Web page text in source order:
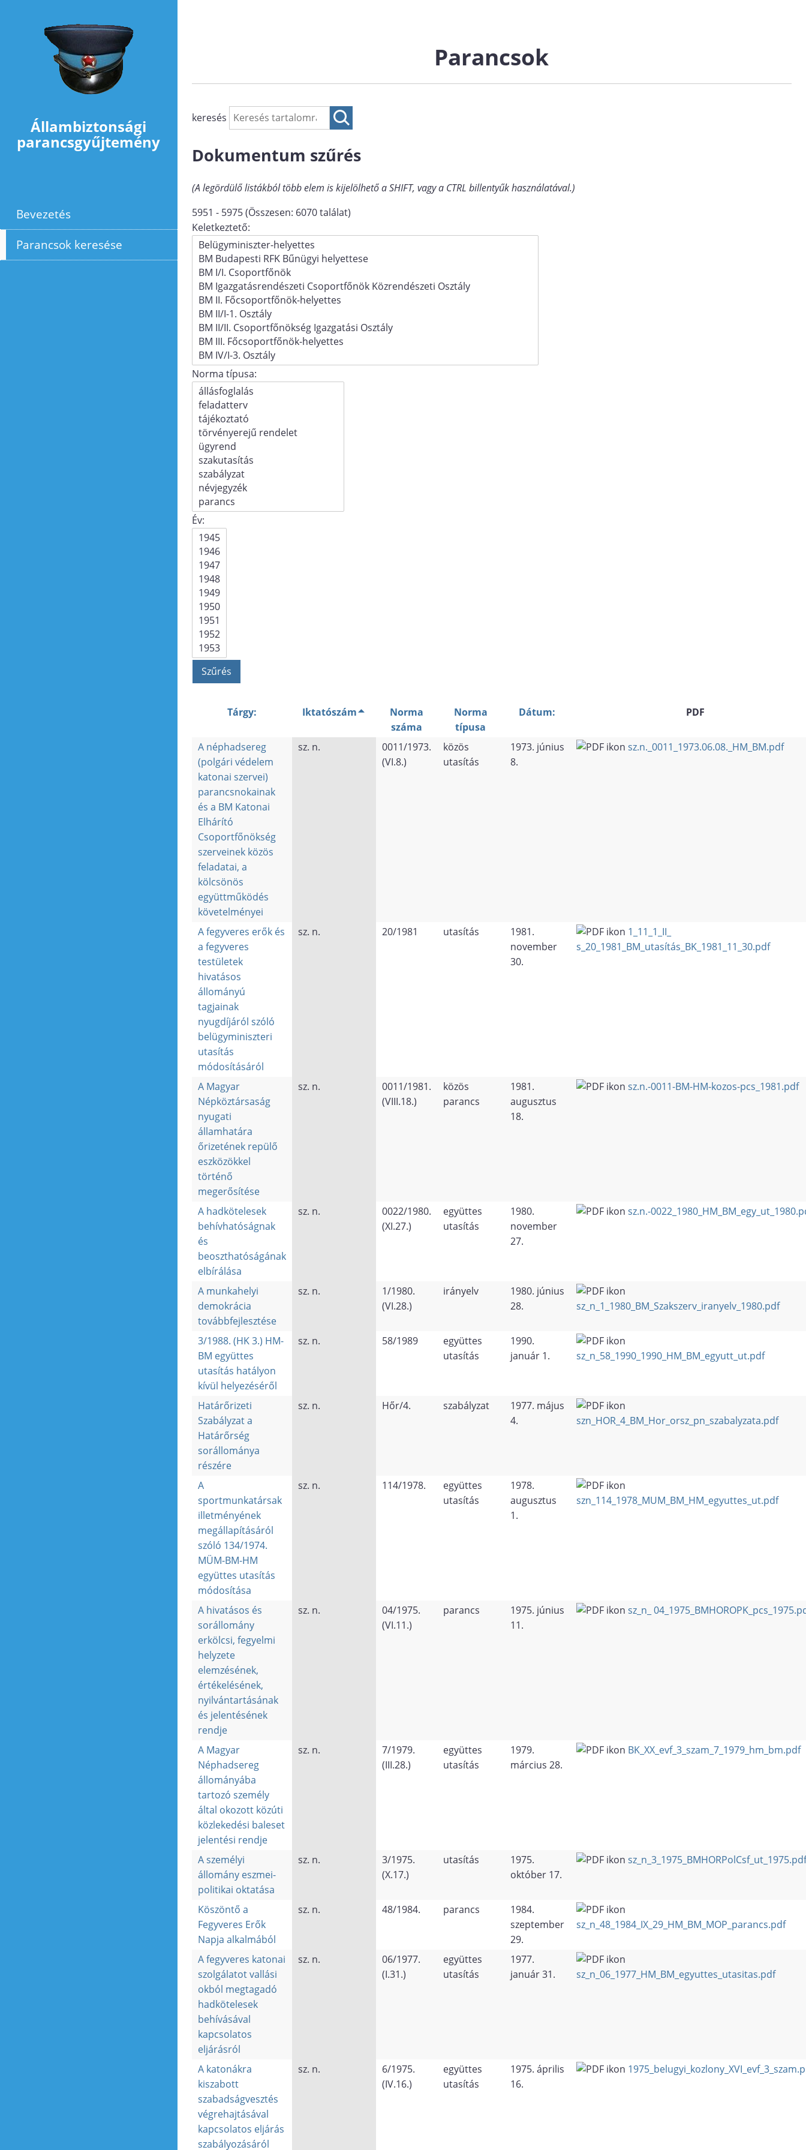
Állambiztonsági
parancsgyűjtemény
Bevezetés
Parancsok keresése
Parancsok
keresés
Dokumentum szűrés
(A legördülő listákból több elem is kijelölhető a SHIFT, vagy a CTRL billentyűk használatával.)
5951 - 5975 (Összesen: 6070 találat)
Keletkeztető:
Norma típusa:
Év:
Tárgy: Iktatószám
Norma
száma
Norma
típusa
Dátum: PDF
A néphadsereg
(polgári védelem
katonai szervei)
parancsnokainak
és a BM Katonai
Elhárító
Csoportfőnökség
szerveinek közös
feladatai, a
kölcsönös
együttműködés
követelményei
sz. n.
0011/1973.
(VI.8.)
közös
utasítás
1973. június
8.
sz.n._0011_1973.06.08._HM_BM.pdf
A fegyveres erők és
a fegyveres
testületek
hivatásos
állományú
tagjainak
nyugdíjáról szóló
belügyminiszteri
utasítás
módosításáról
sz. n. 20/1981 utasítás
1981.
november
30.
1_11_1_II_
s_20_1981_BM_utasítás_BK_1981_11_30.pdf
A Magyar
Népköztársaság
nyugati
államhatára
őrizetének repülő
eszközökkel
történő
megerősítése
sz. n.
0011/1981.
(VIII.18.)
közös
parancs
1981.
augusztus
18.
sz.n.-0011-BM-HM-kozos-pcs_1981.pdf
A hadkötelesek
behívhatóságnak
és
beoszthatóságának
elbírálása
sz. n.
0022/1980.
(XI.27.)
együttes
utasítás
1980.
november
27.
sz.n.-
A munkahelyi
demokrácia
továbbfejlesztése
sz. n.
1/1980.
(VI.28.)
irányelv
1980. június
28.
sz_n_1_1980_BM_Szakszerv_iranyelv_1980.pdf
3/1988. (HK 3.) HM-
BM együttes
utasítás hatályon
kívül helyezéséről
sz. n. 58/1989
együttes
utasítás
1990.
január 1.
sz_n_58_1990_1990_HM_BM_egyutt_ut.pdf
Határőrizeti
Szabályzat a
Határőrség
sorállománya
részére
sz. n. Hőr/4. szabályzat
1977. május
4.
szn_HOR_4_BM_Hor_orsz_pn_szabalyzata.pdf
A
sportmunkatársak
illetményének
megállapításáról
szóló 134/1974.
MÜM-BM-HM
együttes utasítás
módosítása
sz. n. 114/1978.
együttes
utasítás
1978.
augusztus
1.
szn_114_1978_MUM_BM_HM_egyuttes_ut.pdf
A hivatásos és
sorállomány
erkölcsi, fegyelmi
helyzete
elemzésének,
értékelésének,
nyilvántartásának
és jelentésének
rendje
sz. n.
04/1975.
(VI.11.)
parancs
1975. június
11.
sz_n_
A Magyar
Néphadsereg
állományába
tartozó személy
által okozott közúti
közlekedési baleset
jelentési rendje
sz. n.
7/1979.
(III.28.)
együttes
utasítás
1979.
március 28.
BK_XX_evf_3_szam_7_1979_hm_bm.pdf
A személyi
állomány eszmei-
politikai oktatása
sz. n.
3/1975.
(X.17.)
utasítás
1975.
október 17.
sz_n_3_1975_BMHORPolCsf_ut_1975.pdf
Köszöntő a
Fegyveres Erők
Napja alkalmából
sz. n. 48/1984. parancs
1984.
szeptember
29.
sz_n_48_1984_IX_29_HM_BM_MOP_parancs.pdf
A fegyveres katonai
szolgálatot vallási
okból megtagadó
hadkötelesek
behívásával
kapcsolatos
eljárásról
sz. n.
06/1977.
(I.31.)
együttes
utasítás
1977.
január 31.
sz_n_06_1977_HM_BM_egyuttes_utasitas.pdf
A katonákra
kiszabott
szabadságvesztés
végrehajtásával
kapcsolatos eljárás
szabályozásáról
sz. n.
6/1975.
(IV.16.)
együttes
utasítás
1975. április
16.